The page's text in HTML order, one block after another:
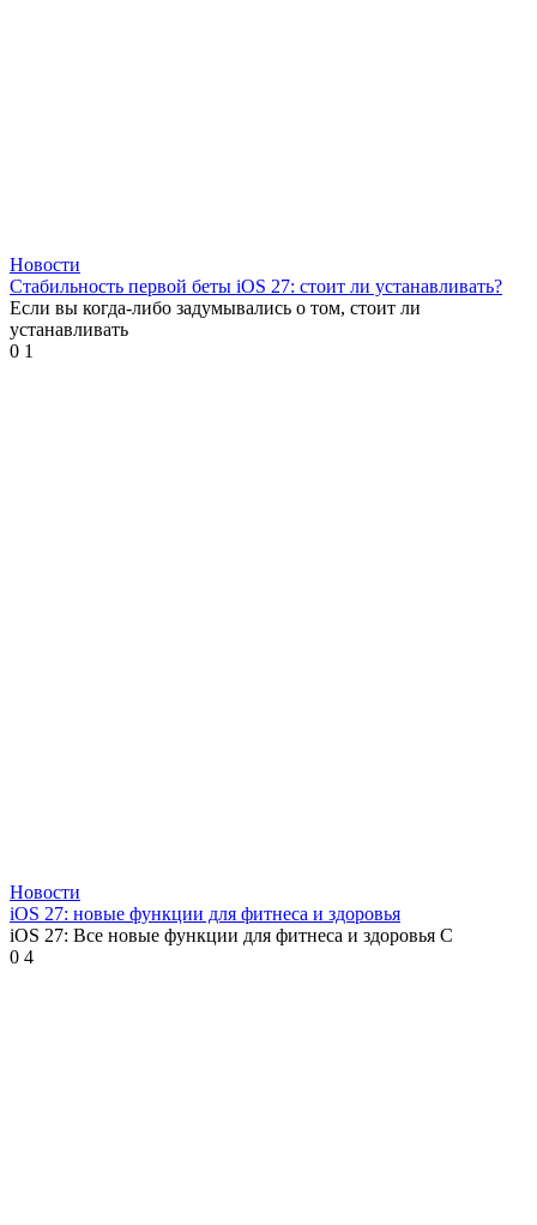
Новости
Стабильность первой беты iOS 27: стоит ли устанавливать?
Если вы когда-либо задумывались о том, стоит ли
устанавливать
0 1
Новости
iOS 27: новые функции для фитнеса и здоровья
iOS 27: Все новые функции для фитнеса и здоровья С
0 4